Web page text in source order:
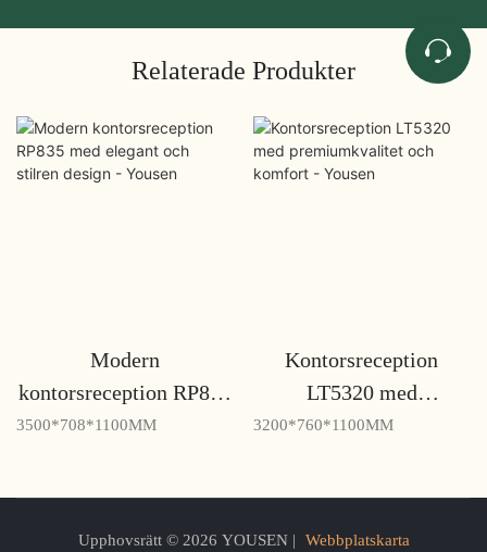
Relaterade Produkter
Modern
kontorsreception RP835
med elegant och stilren
3500*708*1100MM
Kontorsreception
LT5320 med
premiumkvalitet och
3200*760*1100MM
Upphovsrätt © 2026 YOUSEN | Webbplatskarta